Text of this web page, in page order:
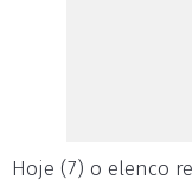
Hoje (7) o elenco